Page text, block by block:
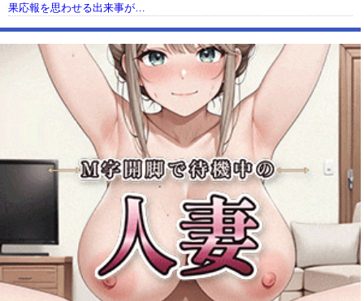
果応報を思わせる出来事が…
【動画】USJの禁止エリアに子どもたちが続々乱入 → スタッフが注意し
ても止まらない事態に
Powered by livedoor 相互RSS